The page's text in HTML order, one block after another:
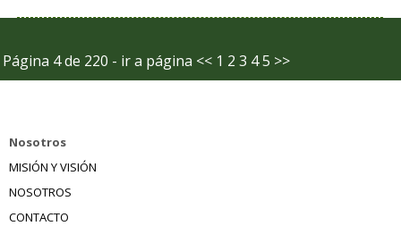
Página 4 de 220 - ir a página << 1 2 3 45 >>
Nosotros
MISIÓN Y VISIÓN
NOSOTROS
CONTACTO